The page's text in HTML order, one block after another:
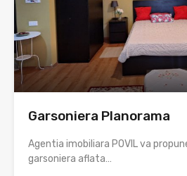
Garsoniera Planorama
Agentia imobiliara POVIL va
garsoniera aflata…